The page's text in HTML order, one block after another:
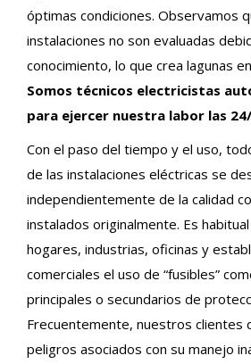
óptimas condiciones. Observamos
instalaciones no son evaluadas
conocimiento, lo que crea lagunas
Somos técnicos electricistas
para ejercer nuestra labor las
Con el paso del tiempo y el uso,
de las instalaciones eléctricas se
independientemente de la calidad
instalados originalmente. Es
hogares, industrias, oficinas y
comerciales el uso de “fusibles”
principales o secundarios de
Frecuentemente, nuestros clientes
peligros asociados con su manejo